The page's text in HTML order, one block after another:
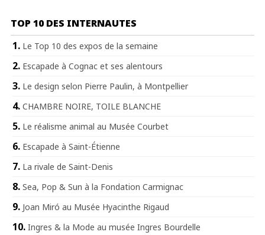
TOP 10 DES INTERNAUTES
Le Top 10 des expos de la semaine
Escapade à Cognac et ses alentours
Le design selon Pierre Paulin, à Montpellier
CHAMBRE NOIRE, TOILE BLANCHE
Le réalisme animal au Musée Courbet
Escapade à Saint-Étienne
La rivale de Saint-Denis
Sea, Pop & Sun à la Fondation Carmignac
Joan Miró au Musée Hyacinthe Rigaud
Ingres & la Mode au musée Ingres Bourdelle